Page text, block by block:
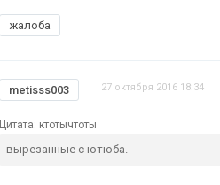
жалоба
metisss003 27 октября 2016 18:34
Цитата: ктотычтоты
вырезанные с ютюба.